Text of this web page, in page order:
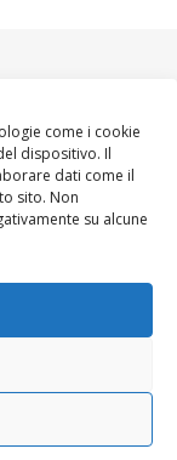
come i cookie
dispositivo. Il
dati come il
sito. Non
su alcune